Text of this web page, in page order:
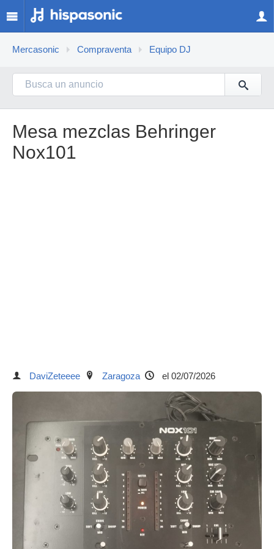
Mercasonic Compraventa Equipo DJ
Mesa mezclas Behringer
Nox101
DaviZeteeee Zaragoza el 02/07/2026